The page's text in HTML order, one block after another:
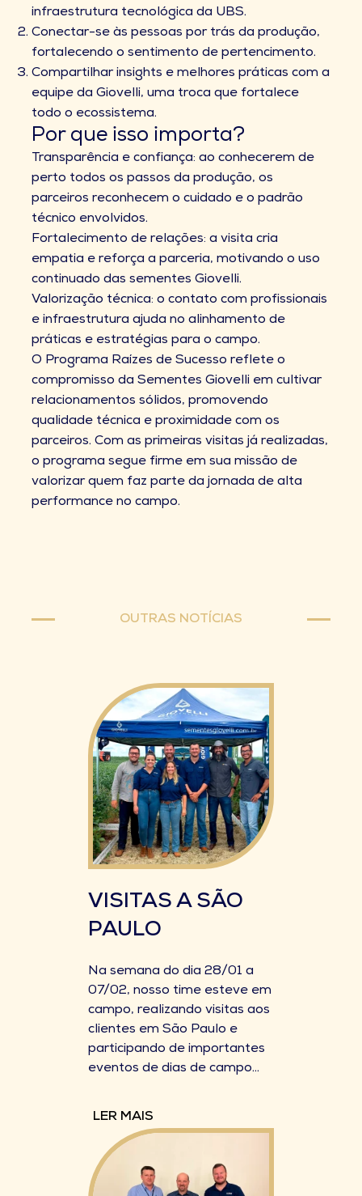
infraestrutura tecnológica da UBS.
Conectar-se às pessoas por trás da produção,
fortalecendo o sentimento de pertencimento.
Compartilhar insights e melhores práticas com a
equipe da Giovelli, uma troca que fortalece
todo o ecossistema.
Por que isso importa?
Transparência e confiança: ao conhecerem de
perto todos os passos da produção, os
parceiros reconhecem o cuidado e o padrão
técnico envolvidos.
Fortalecimento de relações: a visita cria
empatia e reforça a parceria, motivando o uso
continuado das sementes Giovelli.
Valorização técnica: o contato com profissionais
e infraestrutura ajuda no alinhamento de
práticas e estratégias para o campo.
O Programa Raízes de Sucesso reflete o
compromisso da Sementes Giovelli em cultivar
relacionamentos sólidos, promovendo
qualidade técnica e proximidade com os
parceiros. Com as primeiras visitas já realizadas,
o programa segue firme em sua missão de
valorizar quem faz parte da jornada de alta
performance no campo.
OUTRAS NOTÍCIAS
VISITAS A SÃO
PAULO
Na semana do dia 28/01 a
07/02, nosso time esteve em
campo, realizando visitas aos
clientes em São Paulo e
participando de importantes
eventos de dias de campo...
LER MAIS